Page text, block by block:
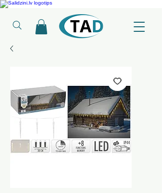
Ledusskapji, Sadzīves tehnika, Smaržas,